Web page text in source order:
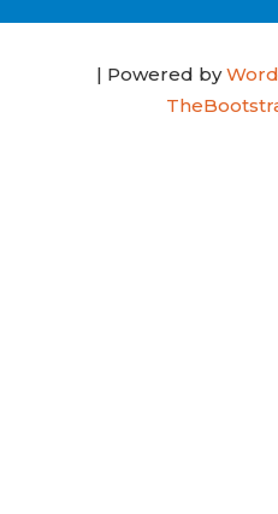
| Powered by